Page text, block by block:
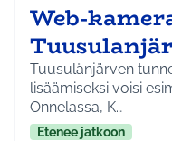
Web-
Tuusulänjärven
lisäämiseksi voisi
Onnelassa, K…
Etenee jatkoon